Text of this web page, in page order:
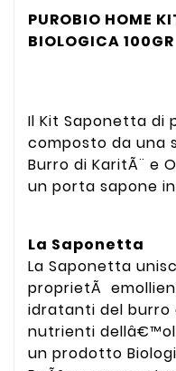
PUROBIO HOME
BIOLOGICA 100GR
Il Kit Saponetta di
composto da una
Burro di KaritÃ¨ e
un porta sapone
La Saponetta
La Saponetta
proprietÃ
idratanti del burro
nutrienti
un prodotto